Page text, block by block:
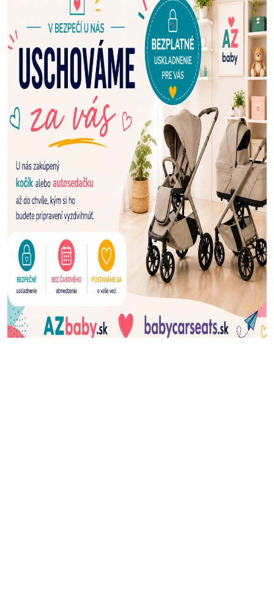
N
A
Š
U
P
R
E
D
A
J
Ň
U